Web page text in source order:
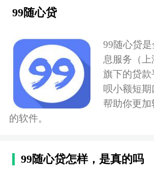
99随心贷
99随心贷
息服务（上
旗下的贷
呗小额短
帮助你更
的软件。
99随心贷怎样，是真的吗